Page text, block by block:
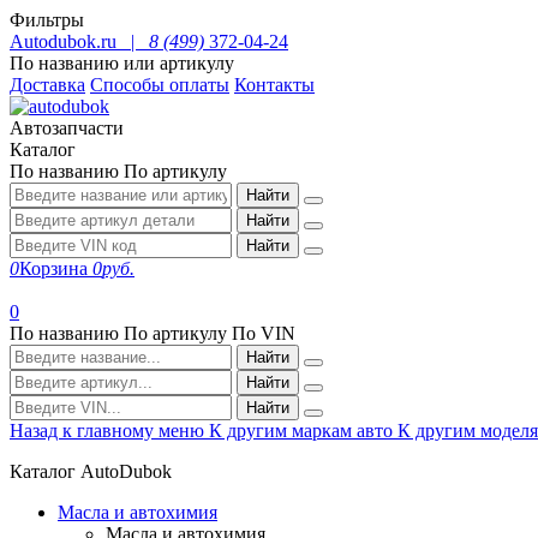
Фильтры
Autodubok.ru |
8 (499) 372-04-24
По названию или артикулу
Доставка Способы оплаты Контакты
Автозапчасти
Каталог
По названию По артикулу
Найти
Найти
Найти
0Корзина 0руб.
0
По названию По артикулу По VIN
Найти
Найти
Найти
Назад к главному меню К другим маркам авто К другим
Каталог AutoDubok
Масла и автохимия
Масла и автохимия